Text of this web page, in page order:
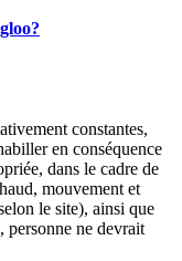
constantes,
en conséquence
dans le cadre de
mouvement et
le site), ainsi que
personne ne devrait